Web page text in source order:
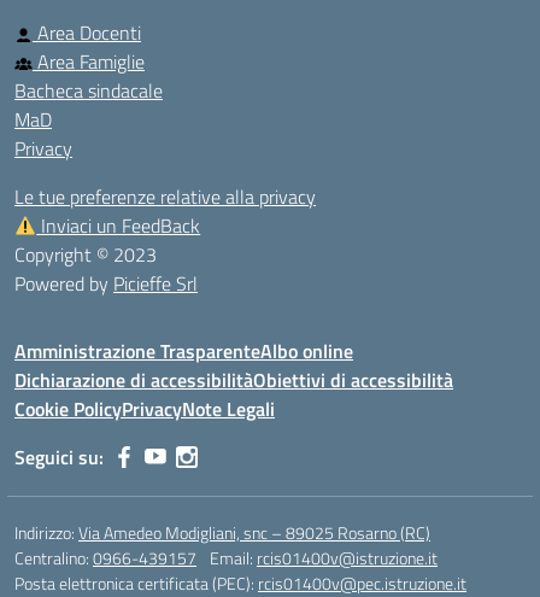
Area Docenti
Area Famiglie
Bacheca sindacale
MaD
Privacy
Le tue preferenze relative alla privacy
Inviaci un FeedBack
Copyright © 2023
Powered by Picieffe Srl
Amministrazione TrasparenteAlbo online
Dichiarazione di accessibilitàObiettivi di accessibilità
Cookie PolicyPrivacyNote Legali
Seguici su:
Indirizzo:Via Amedeo Modigliani, snc – 89025 Rosarno (RC)
Centralino:0966-439157 Email: rcis01400v@istruzione.it
Posta elettronica certificata (PEC): rcis01400v@pec.istruzione.it